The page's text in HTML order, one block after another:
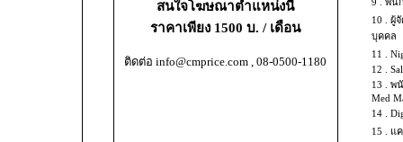
สนใจโฆษณาตำแหน่งนี้
ราคาเพียง 1500 บ. / เดือน
ติดต่อ info@cmprice.com , 08-0500-1180
10 . ผู้
บุคคล
11 .
12 .
13 . พ
Med
14 .
15 .
แ